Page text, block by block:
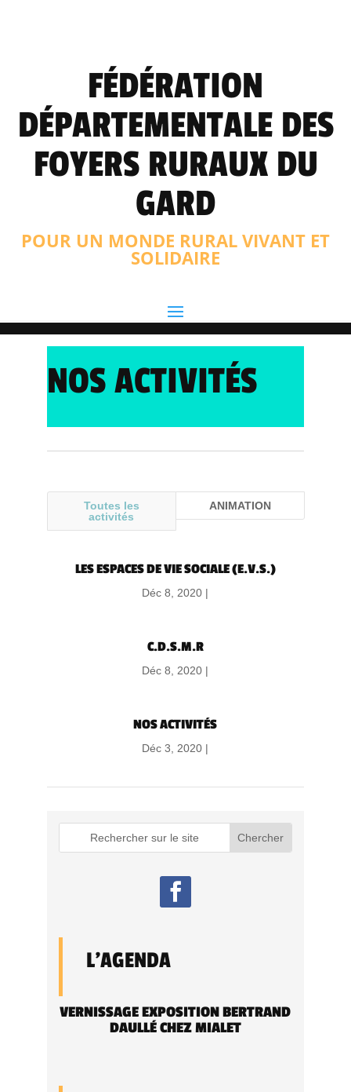
FÉDÉRATION
DÉPARTEMENTALE DES
FOYERS RURAUX DU
GARD
POUR UN MONDE RURAL VIVANT ET
SOLIDAIRE
NOS ACTIVITÉS
Toutes les
activités
ANIMATION
LES ESPACES DE VIE SOCIALE (E.V.S.)
Déc 8, 2020 |
C.D.S.M.R
Déc 8, 2020 |
NOS ACTIVITÉS
Déc 3, 2020 |
L'AGENDA
VERNISSAGE EXPOSITION BERTRAND
DAULLÉ CHEZ MIALET